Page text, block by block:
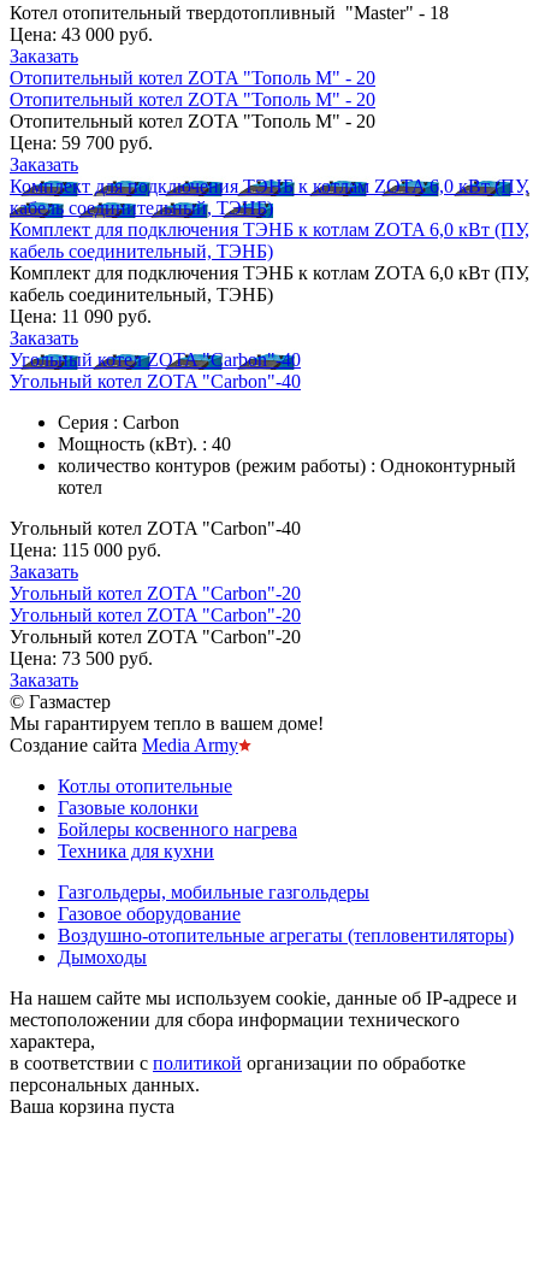
Котел отопительный твердотопливный "Master" - 18
Цена: 43 000 руб.
Заказать
Отопительный котел ZOTA "Тополь М" - 20
Отопительный котел ZOTA "Тополь М" - 20
Отопительный котел ZOTA "Тополь М" - 20
Цена: 59 700 руб.
Заказать
Комплект для подключения ТЭНБ к котлам ZOTA 6,0 кВт (ПУ,
кабель соединительный, ТЭНБ)
Комплект для подключения ТЭНБ к котлам ZOTA 6,0 кВт (ПУ,
кабель соединительный, ТЭНБ)
Комплект для подключения ТЭНБ к котлам ZOTA 6,0 кВт (ПУ,
кабель соединительный, ТЭНБ)
Цена: 11 090 руб.
Заказать
Угольный котел ZOTA "Carbon"-40
Угольный котел ZOTA "Carbon"-40
Серия : Carbon
Мощность (кВт). : 40
количество контуров (режим работы) : Одноконтурный
котел
Угольный котел ZOTA "Carbon"-40
Цена: 115 000 руб.
Заказать
Угольный котел ZOTA "Carbon"-20
Угольный котел ZOTA "Carbon"-20
Угольный котел ZOTA "Carbon"-20
Цена: 73 500 руб.
Заказать
© Газмастер
Мы гарантируем тепло в вашем доме!
Создание сайта Media Army
Котлы отопительные
Газовые колонки
Бойлеры косвенного нагрева
Техника для кухни
Газгольдеры, мобильные газгольдеры
Газовое оборудование
Воздушно-отопительные агрегаты (тепловентиляторы)
Дымоходы
На нашем сайте мы используем cookie, данные об IP-адресе и
местоположении для сбора информации технического
характера,
в соответствии с политикой организации по обработке
персональных данных.
Ваша корзина пуста